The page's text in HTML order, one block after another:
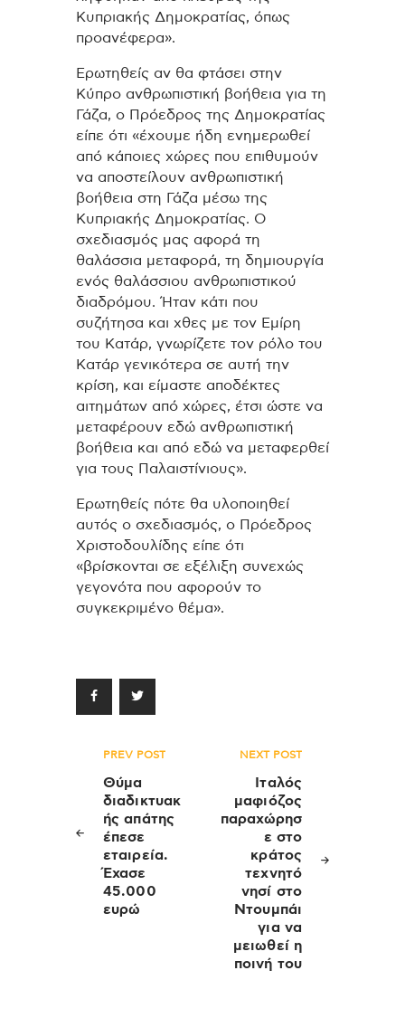
Κυπριακής Δημοκρατίας, όπως
προανέφερα».
Ερωτηθείς αν θα φτάσει στην
Κύπρο ανθρωπιστική βοήθεια για τη
Γάζα, ο Πρόεδρος της Δημοκρατίας
είπε ότι «έχουμε ήδη ενημερωθεί
από κάποιες χώρες που επιθυμούν
να αποστείλουν ανθρωπιστική
βοήθεια στη Γάζα μέσω της
Κυπριακής Δημοκρατίας. Ο
σχεδιασμός μας αφορά τη
θαλάσσια μεταφορά, τη δημιουργία
ενός θαλάσσιου ανθρωπιστικού
διαδρόμου. Ήταν κάτι που
συζήτησα και χθες με τον Εμίρη
του Κατάρ, γνωρίζετε τον ρόλο του
Κατάρ γενικότερα σε αυτή την
κρίση, και είμαστε αποδέκτες
αιτημάτων από χώρες, έτσι ώστε να
μεταφέρουν εδώ ανθρωπιστική
βοήθεια και από εδώ να μεταφερθεί
για τους Παλαιστίνιους».
Ερωτηθείς πότε θα υλοποιηθεί
αυτός ο σχεδιασμός, ο Πρόεδρος
Χριστοδουλίδης είπε ότι
«βρίσκονται σε εξέλιξη συνεχώς
γεγονότα που αφορούν το
συγκεκριμένο θέμα».
Πλοήγηση
άρθρων
PREV POST
Θύμα
διαδικτυακ
ής απάτης
έπεσε
εταιρεία.
Έχασε
45.000
ευρώ
NEXT POST
Ιταλός
μαφιόζος
παραχώρησ
ε στο
κράτος
τεχνητό
νησί στο
Ντουμπάι
για να
μειωθεί η
ποινή του